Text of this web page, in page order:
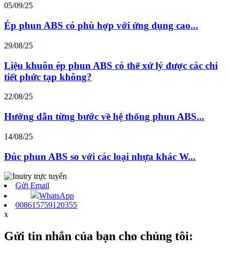
05/09/25
Ép phun ABS có phù hợp với ứng dụng cao...
29/08/25
Liệu khuôn ép phun ABS có thể xử lý được các chi
tiết phức tạp không?
22/08/25
Hướng dẫn từng bước về hệ thống phun ABS...
14/08/25
Đúc phun ABS so với các loại nhựa khác W...
Gửi Email
WhatsApp
008615759120355
x
Gửi tin nhắn của bạn cho chúng tôi: